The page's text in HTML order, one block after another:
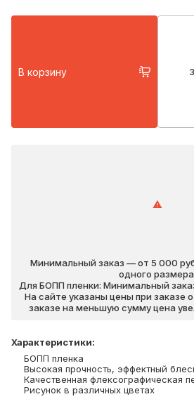
В корзину
Минимальный заказ — от 5 000
одного
Для БОПП пленки: Минимальный
На сайте указаны цены при заказе
заказе на меньшую сумму цена
Характеристики:
БОПП пленка
Высокая прочность, эффектный
Качественная флексографическая
Рисунок в различных цветах